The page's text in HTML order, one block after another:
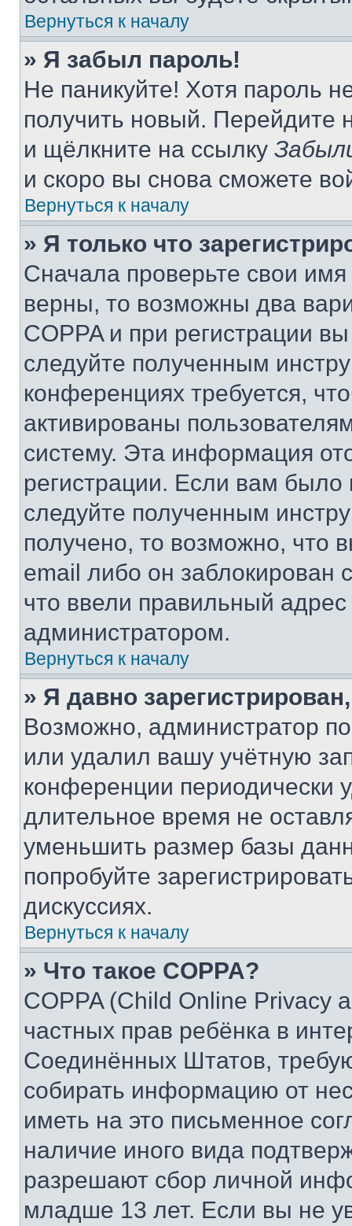
Вернуться к началу
» Я забыл пароль!
Не паникуйте! Хотя пароль
получить новый. Перейдите
и щёлкните на ссылку
и скоро вы снова сможете
Вернуться к началу
» Я только что
Сначала проверьте свои
верны, то возможны два
COPPA и при регистрации
следуйте полученным
конференциях требуется,
активированы
систему. Эта информация
регистрации. Если вам
следуйте полученным
получено, то возможно, что
email либо он
что ввели правильный адрес
администратором.
Вернуться к началу
» Я давно
Возможно, администратор
или удалил вашу учётную
конференции периодически
длительное время не
уменьшить размер базы
попробуйте
дискуссиях.
Вернуться к началу
» Что такое COPPA?
COPPA (Child Online Privacy
частных прав ребёнка в
Соединённых Штатов,
собирать информацию от
иметь на это письменное
наличие иного вида
разрешают сбор личной
младше 13 лет. Если вы не